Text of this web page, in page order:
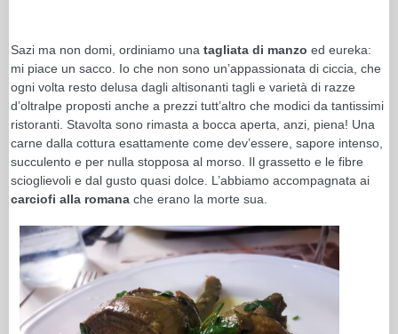
Sazi ma non domi, ordiniamo una tagliata di manzo ed eureka:
mi piace un sacco. Io che non sono un’appassionata di ciccia, che
ogni volta resto delusa dagli altisonanti tagli e varietà di razze
d’oltralpe proposti anche a prezzi tutt’altro che modici da tantissimi
ristoranti. Stavolta sono rimasta a bocca aperta, anzi, piena! Una
carne dalla cottura esattamente come dev’essere, sapore intenso,
succulento e per nulla stopposa al morso. Il grassetto e le fibre
scioglievoli e dal gusto quasi dolce. L’abbiamo accompagnata ai
carciofi alla romana che erano la morte sua.